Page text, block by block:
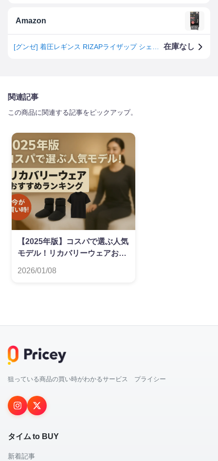
Amazon
在庫なし
関連記事
この商品に関連する記事をピックアップ。
【2025年版】コスパで選ぶ人気
モデル！リカバリーウェアおす
2026/01/08
狙っている商品の買い時がわかるサービス プライシー
タイム to BUY
新着記事